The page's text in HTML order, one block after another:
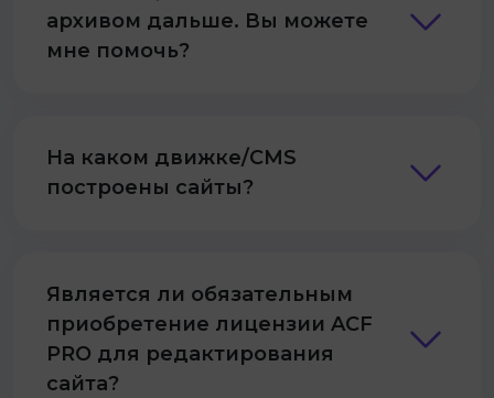
архивом дальше. Вы можете
мне помочь?
На каком движке/CMS
построены сайты?
Является ли обязательным
приобретение лицензии ACF
PRO для редактирования
сайта?